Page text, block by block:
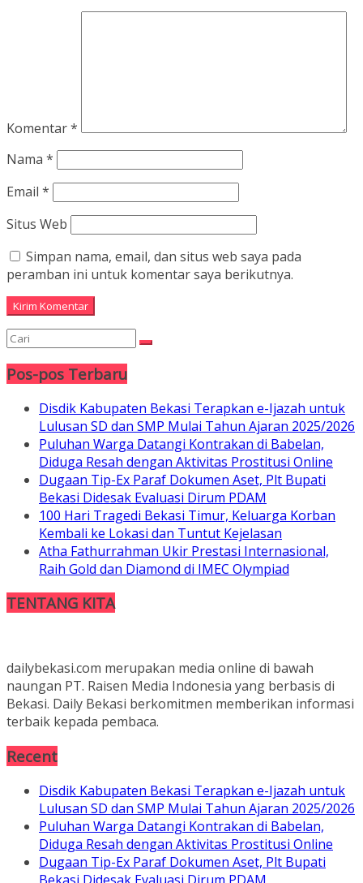
Komentar*
Nama *
Email *
Situs Web
Simpan nama, email, dan situs web saya pada
peramban ini untuk komentar saya berikutnya.
Pos-pos Terbaru
Disdik Kabupaten Bekasi Terapkan e-Ijazah untuk
Lulusan SD dan SMP Mulai Tahun Ajaran 2025/2026
Puluhan Warga Datangi Kontrakan di Babelan,
Diduga Resah dengan Aktivitas Prostitusi Online
Dugaan Tip-Ex Paraf Dokumen Aset, Plt Bupati
Bekasi Didesak Evaluasi Dirum PDAM
100 Hari Tragedi Bekasi Timur, Keluarga Korban
Kembali ke Lokasi dan Tuntut Kejelasan
Atha Fathurrahman Ukir Prestasi Internasional,
Raih Gold dan Diamond di IMEC Olympiad
TENTANG KITA
dailybekasi.com merupakan media online di bawah
naungan PT. Raisen Media Indonesia yang berbasis di
Bekasi. Daily Bekasi berkomitmen memberikan informasi
terbaik kepada pembaca.
Recent
Disdik Kabupaten Bekasi Terapkan e-Ijazah untuk
Lulusan SD dan SMP Mulai Tahun Ajaran 2025/2026
Puluhan Warga Datangi Kontrakan di Babelan,
Diduga Resah dengan Aktivitas Prostitusi Online
Dugaan Tip-Ex Paraf Dokumen Aset, Plt Bupati
Bekasi Didesak Evaluasi Dirum PDAM